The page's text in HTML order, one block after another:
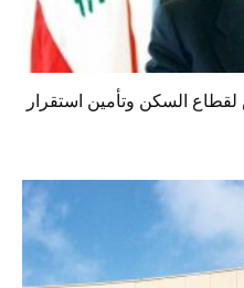
السكن وتأمين استقرار